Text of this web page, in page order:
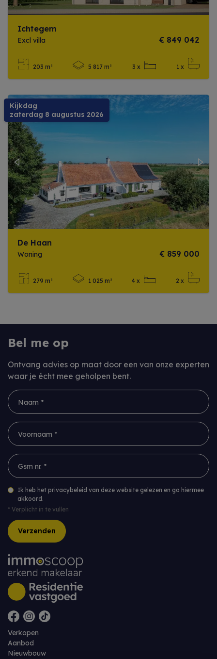
Ichtegem
Excl villa € 849 042
203 m² 5 817 m² 3 x 1 x
Kijkdag
zaterdag 8 augustus 2026
Previous Next
De Haan
Woning € 859 000
279 m² 1 025 m² 4 x 2 x
Bel me op
Ontvang advies op maat door een van onze experten
waar je écht mee geholpen bent.
Naam *
Voornaam *
Gsm nr. *
Ik heb het privacybeleid van deze website gelezen en ga hiermee
akkoord.
* Verplicht in te vullen
Verzenden
Verkopen
Aanbod
Nieuwbouw